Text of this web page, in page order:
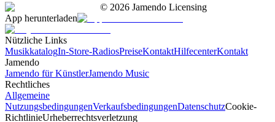
© 2026 Jamendo Licensing
App herunterladen
Nützliche Links
MusikkatalogIn-Store-RadiosPreiseKontaktHilfecenterKontakt
Jamendo
Jamendo für KünstlerJamendo Music
Rechtliches
Allgemeine
NutzungsbedingungenVerkaufsbedingungenDatenschutzCookie-
RichtlinieUrheberrechtsverletzung